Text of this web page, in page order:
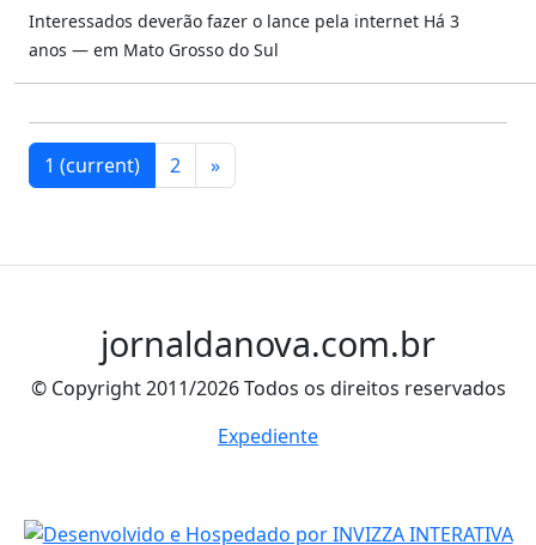
Interessados deverão fazer o lance pela internet Há 3
anos — em Mato Grosso do Sul
1 (current) 2 »
jornaldanova.com.br
© Copyright 2011/2026 Todos os direitos reservados
Expediente